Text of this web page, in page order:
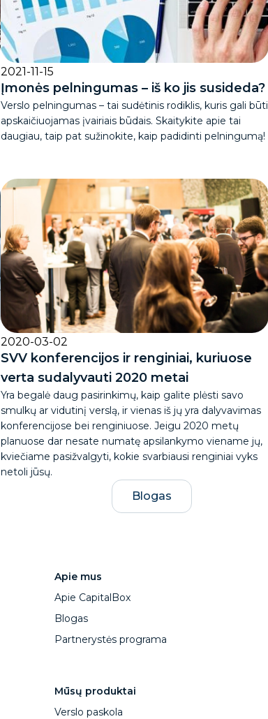
2021-11-15
Įmonės pelningumas – iš ko jis susideda?
Verslo pelningumas – tai sudėtinis rodiklis, kuris gali būti
apskaičiuojamas įvairiais būdais. Skaitykite apie tai
daugiau, taip pat sužinokite, kaip padidinti pelningumą!
2020-03-02
SVV konferencijos ir renginiai, kuriuose
verta sudalyvauti 2020 metai
Yra begalė daug pasirinkimų, kaip galite plėsti savo
smulkų ar vidutinį verslą, ir vienas iš jų yra dalyvavimas
konferencijose bei renginiuose. Jeigu 2020 metų
planuose dar nesate numatę apsilankymo viename jų,
kviečiame pasižvalgyti, kokie svarbiausi renginiai vyks
netoli jūsų.
Blogas
Apie mus
Apie CapitalBox
Blogas
Partnerystės programa
Mūsų produktai
Verslo paskola